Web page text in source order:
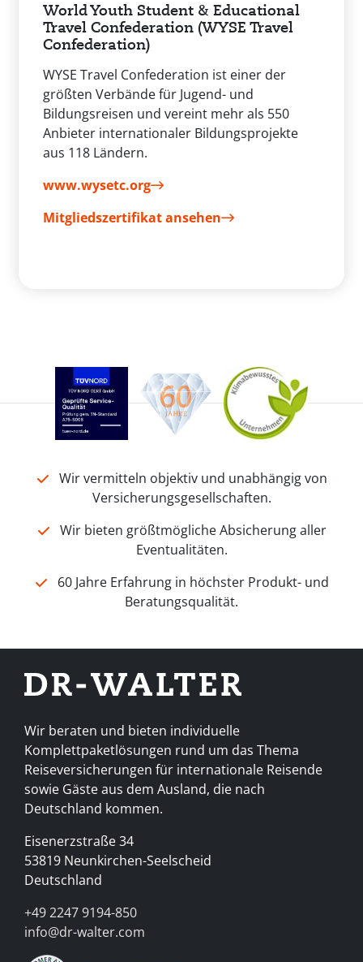
World Youth Student & Educational
Travel Confederation (WYSE Travel
Confederation)
WYSE Travel Confederation ist einer der
größten Verbände für Jugend- und
Bildungsreisen und vereint mehr als 550
Anbieter internationaler Bildungsprojekte
aus 118 Ländern.
www.wysetc.org
Mitgliedszertifikat ansehen
Wir vermitteln objektiv und unabhängig von
Versicherungsgesellschaften.
Wir bieten größtmögliche Absicherung aller
Eventualitäten.
60 Jahre Erfahrung in höchster Produkt- und
Beratungsqualität.
Wir beraten und bieten individuelle
Komplettpaketlösungen rund um das Thema
Reiseversicherungen für internationale Reisende
sowie Gäste aus dem Ausland, die nach
Deutschland kommen.
Eisenerzstraße 34
53819 Neunkirchen-Seelscheid
Deutschland
+49 2247 9194-850
info@dr-walter.com